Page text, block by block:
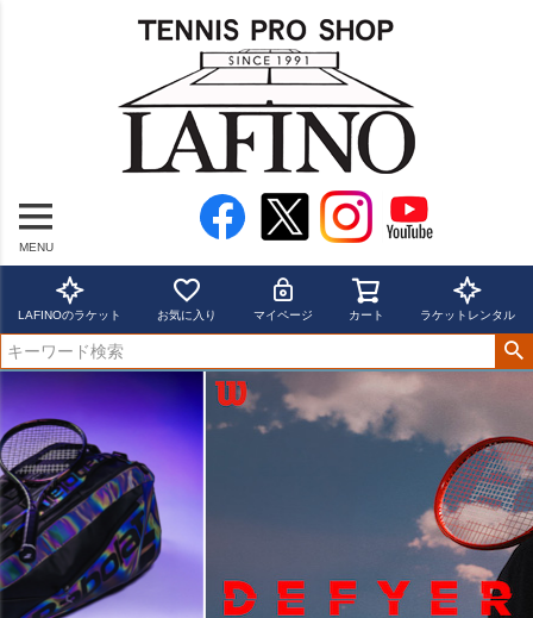
MENU
LAFINOのラケット お気に入り マイページ カート ラケットレンタル